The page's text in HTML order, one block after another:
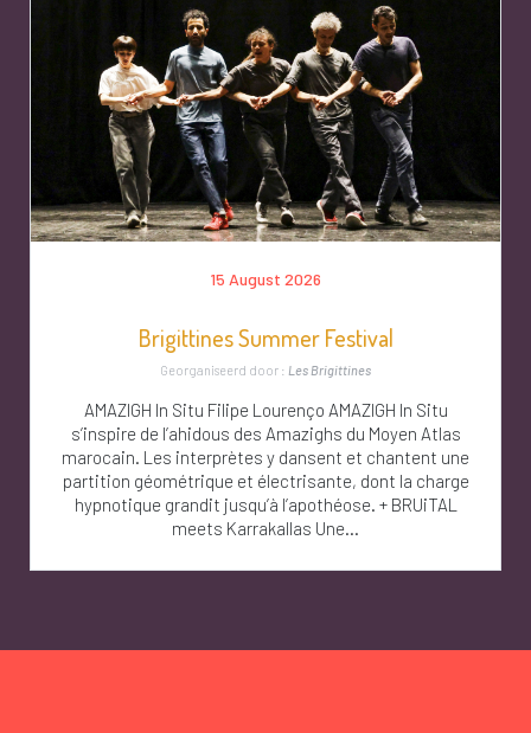
15 August 2026
Brigittines Summer Festival
Georganiseerd door : Les Brigittines
AMAZIGH In Situ Filipe Lourenço AMAZIGH In Situ
s’inspire de l’ahidous des Amazighs du Moyen Atlas
marocain. Les interprètes y dansent et chantent une
partition géométrique et électrisante, dont la charge
hypnotique grandit jusqu’à l’apothéose. + BRUiTAL
meets Karrakallas Une...